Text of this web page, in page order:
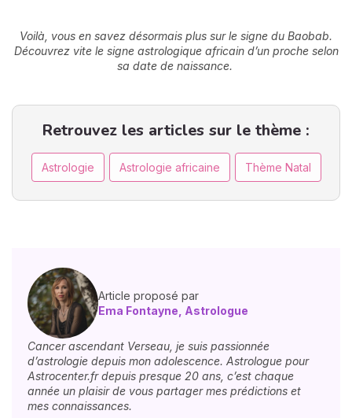
Voilà, vous en savez désormais plus sur le signe du Baobab.
Découvrez vite le signe astrologique africain d’un proche selon
sa date de naissance.
Retrouvez les articles sur le thème :
Astrologie Astrologie africaine Thème Natal
Article proposé par
Ema Fontayne, Astrologue
Cancer ascendant Verseau, je suis passionnée
d’astrologie depuis mon adolescence. Astrologue pour
Astrocenter.fr depuis presque 20 ans, c’est chaque
année un plaisir de vous partager mes prédictions et
mes connaissances.